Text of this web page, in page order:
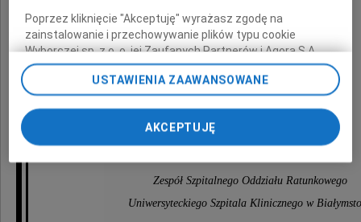
dr n. med.
Bożeny Spławskiej
Zespół Szpitalnego Oddziału Ratunkowego
Uniwersyteckiego Szpitala Klinicznego w
Poprzez kliknięcie "Akceptuję" wyrażasz zgodę na
zainstalowanie i przechowywanie plików typu cookie
Wyborczej sp. z o. o. jej Zaufanych Partnerów i Agora S.A.
na Twoim urządzeniu końcowym. Możesz też w każdej
chwili zmienić swoje preferencje dot. plików cookie,
ponownie wywołując narzędzie do zarządzania Twoimi
preferencjami dot. przetwarzania danych poprzez
odnośnik „Ustawienia prywatności” w stopce serwisu i
przechodząc do sekcji „Ustawienia zaawansowane”.
Zmiana ustawień plików cookie możliwa jest także za
pomocą ustawień przeglądarki.
My, nasi Zaufani Partnerzy i Agora S.A. możemy
USTAWIENIA ZAAWANSOWANE
AKCEPTUJĘ